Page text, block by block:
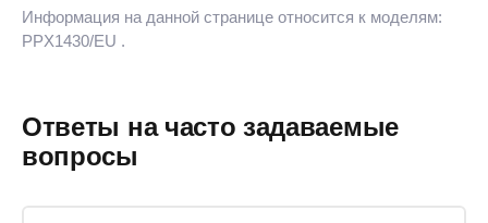
Информация на данной странице относится к моделям:
PPX1430/EU .
Ответы на часто задаваемые
вопросы